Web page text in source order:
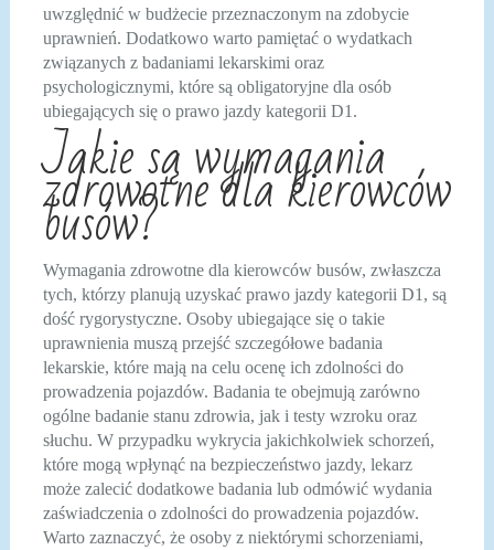
uwzględnić w budżecie przeznaczonym na zdobycie
uprawnień. Dodatkowo warto pamiętać o wydatkach
związanych z badaniami lekarskimi oraz
psychologicznymi, które są obligatoryjne dla osób
ubiegających się o prawo jazdy kategorii D1.
Jakie są wymagania
zdrowotne dla kierowców
busów?
Wymagania zdrowotne dla kierowców busów, zwłaszcza
tych, którzy planują uzyskać prawo jazdy kategorii D1, są
dość rygorystyczne. Osoby ubiegające się o takie
uprawnienia muszą przejść szczegółowe badania
lekarskie, które mają na celu ocenę ich zdolności do
prowadzenia pojazdów. Badania te obejmują zarówno
ogólne badanie stanu zdrowia, jak i testy wzroku oraz
słuchu. W przypadku wykrycia jakichkolwiek schorzeń,
które mogą wpłynąć na bezpieczeństwo jazdy, lekarz
może zalecić dodatkowe badania lub odmówić wydania
zaświadczenia o zdolności do prowadzenia pojazdów.
Warto zaznaczyć, że osoby z niektórymi schorzeniami,